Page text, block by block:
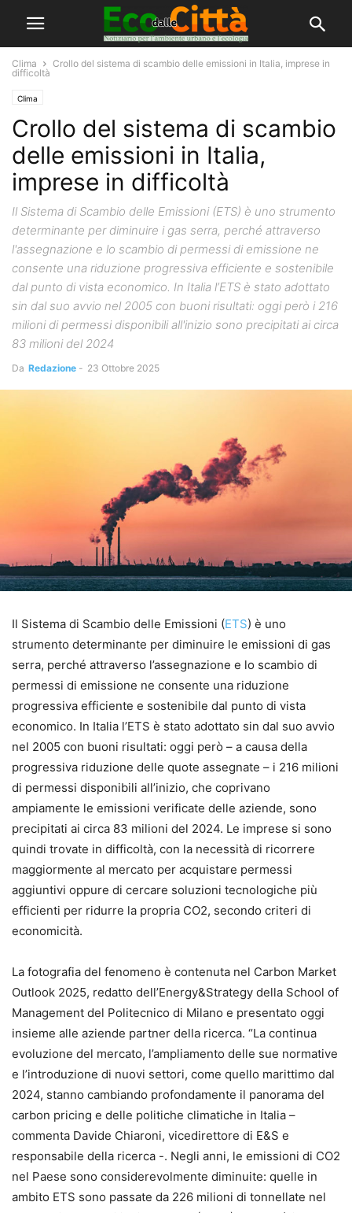
Clima
Crollo del sistema di scambio delle emissioni in Italia, imprese in
difficoltà
Clima
Crollo del sistema di scambio
delle emissioni in Italia,
imprese in difficoltà
Il Sistema di Scambio delle Emissioni (ETS) è uno strumento
determinante per diminuire i gas serra, perché attraverso
l'assegnazione e lo scambio di permessi di emissione ne
consente una riduzione progressiva efficiente e sostenibile
dal punto di vista economico. In Italia l’ETS è stato adottato
sin dal suo avvio nel 2005 con buoni risultati: oggi però i 216
milioni di permessi disponibili all'inizio sono precipitati ai circa
83 milioni del 2024
Da Redazione - 23 Ottobre 2025
Il Sistema di Scambio delle Emissioni (ETS) è uno
strumento determinante per diminuire le emissioni di gas
serra, perché attraverso l’assegnazione e lo scambio di
permessi di emissione ne consente una riduzione
progressiva efficiente e sostenibile dal punto di vista
economico. In Italia l’ETS è stato adottato sin dal suo avvio
nel 2005 con buoni risultati: oggi però – a causa della
progressiva riduzione delle quote assegnate – i 216 milioni
di permessi disponibili all’inizio, che coprivano
ampiamente le emissioni verificate delle aziende, sono
precipitati ai circa 83 milioni del 2024. Le imprese si sono
quindi trovate in difficoltà, con la necessità di ricorrere
maggiormente al mercato per acquistare permessi
aggiuntivi oppure di cercare soluzioni tecnologiche più
efficienti per ridurre la propria CO2, secondo criteri di
economicità.
La fotografia del fenomeno è contenuta nel Carbon Market
Outlook 2025, redatto dell’Energy&Strategy della School of
Management del Politecnico di Milano e presentato oggi
insieme alle aziende partner della ricerca. “La continua
evoluzione del mercato, l’ampliamento delle sue normative
e l’introduzione di nuovi settori, come quello marittimo dal
2024, stanno cambiando profondamente il panorama del
carbon pricing e delle politiche climatiche in Italia –
commenta Davide Chiaroni, vicedirettore di E&S e
responsabile della ricerca -. Negli anni, le emissioni di CO2
nel Paese sono considerevolmente diminuite: quelle in
ambito ETS sono passate da 226 milioni di tonnellate nel